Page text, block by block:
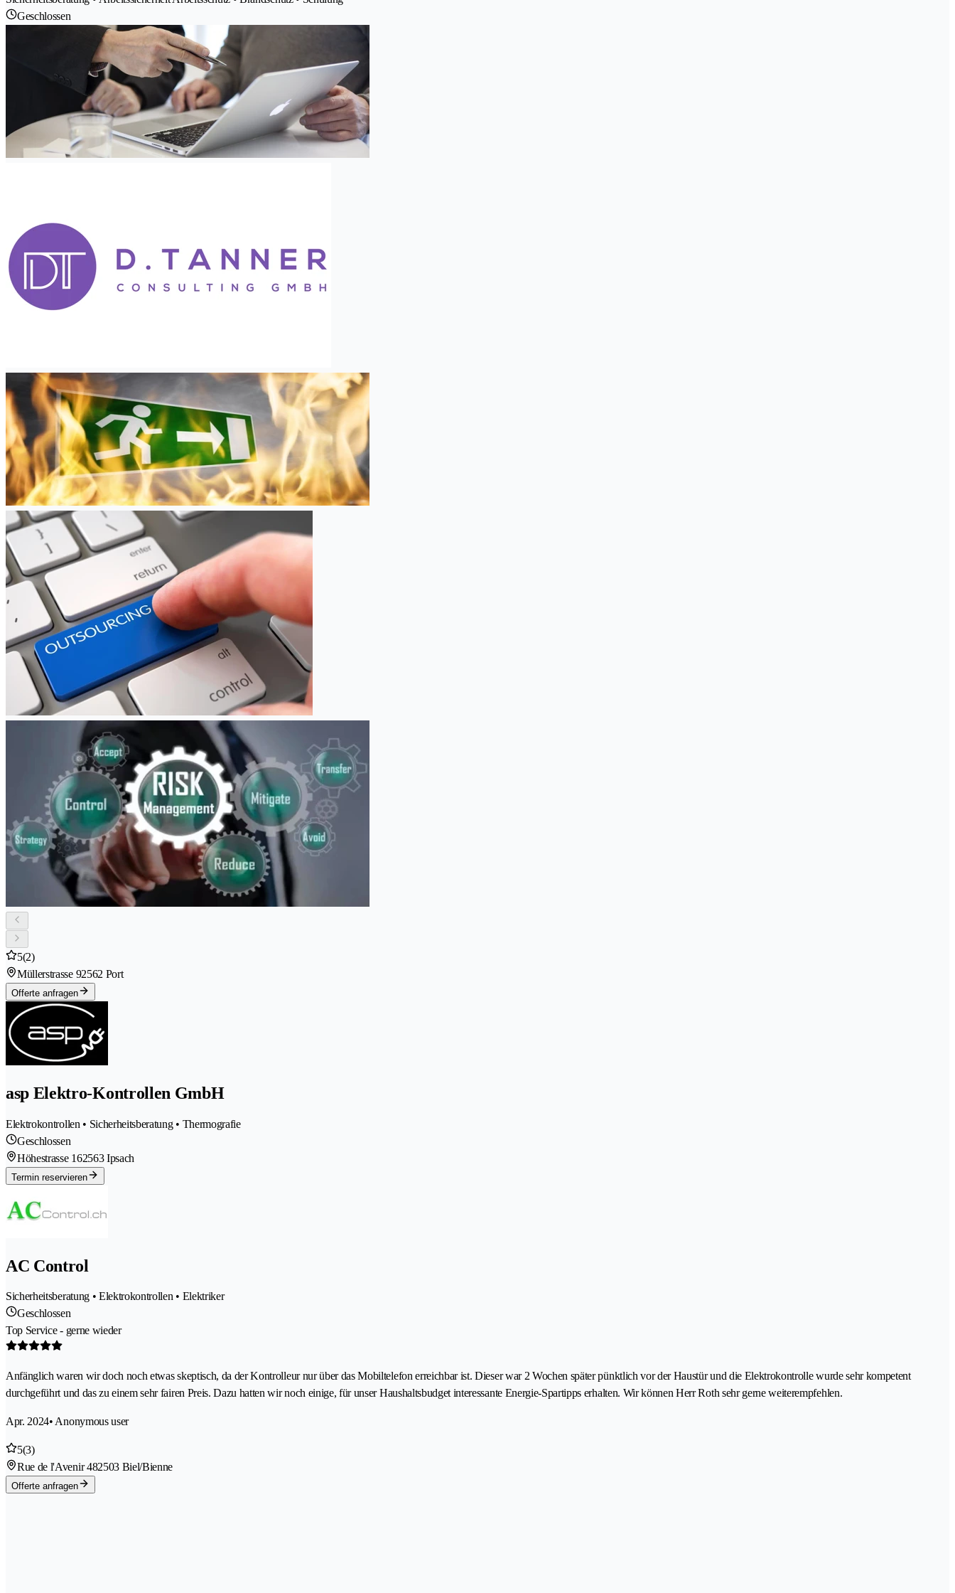
Geschlossen
5(2)
Müllerstrasse 92562 Port
Offerte anfragen
asp Elektro-Kontrollen GmbH
Elektrokontrollen • Sicherheitsberatung • Thermografie
Geschlossen
Höhestrasse 162563 Ipsach
Termin reservieren
AC Control
Sicherheitsberatung • Elektrokontrollen • Elektriker
Geschlossen
Top Service - gerne wieder
Anfänglich waren wir doch noch etwas skeptisch, da der Kontrolleur nur über das Mobiltelefon erreichbar ist. Dieser war 2 Wochen später pünktlich vor der Haustür und die Elektrokontrolle wurde sehr kompetent
durchgeführt und das zu einem sehr fairen Preis. Dazu hatten wir noch einige, für unser Haushaltsbudget interessante Energie-Spartipps erhalten. Wir können Herr Roth sehr gerne weiterempfehlen.
Apr. 2024• Anonymous user
5(3)
Rue de l'Avenir 482503 Biel/Bienne
Offerte anfragen